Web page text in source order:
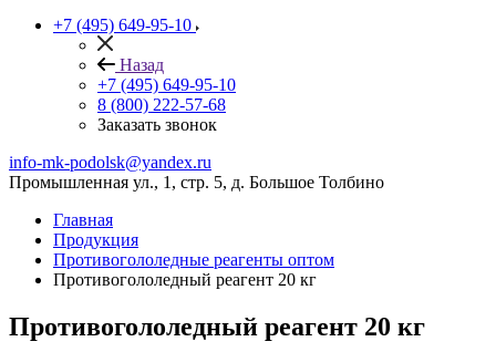
+7 (495) 649-95-10
Назад
+7 (495) 649-95-10
8 (800) 222-57-68
Заказать звонок
info-mk-podolsk@yandex.ru
Промышленная ул., 1, стр. 5, д. Большое Толбино
Главная
Продукция
Противогололедные реагенты оптом
Противогололедный реагент 20 кг
Противогололедный реагент 20 кг